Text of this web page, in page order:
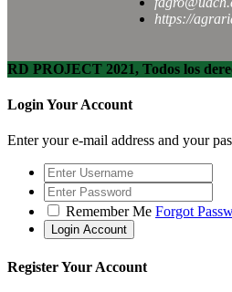
https://
RD PROJECT 2021, Todos los
Login Your Account
Enter your e-mail address and your
Remember Me Forgot
Register Your Account